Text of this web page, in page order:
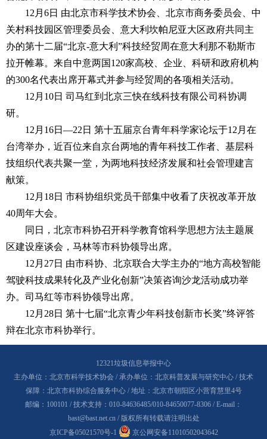
12月6日 由北京市科学技术协会、北京市商务委员会、中
关村科技园区管理委员会、意大利坎帕尼亚大区政府共同主
办的第十二届“北京-意大利”科技经贸周在意大利那不勒斯市
拉开帷幕。来自中意两国120家高校、企业、科研和政府机构
的300名代表出席开幕式并参与经贸周的各项相关活动。
12月10日 司马红到北京三快在线科技有限公司科协调
研。
12月16日—22日 第十五届京台青年科学家论坛于12月在
台湾举办，近百位来自京台两地的青年科技工作者、基层科
技组织代表共聚一堂，为两地科技经济发展和社会管理建言
献策。
12月18日 市科协组织党员干部集中收看了庆祝改革开放
40周年大会。
同日，北京市科协召开科学教育馆科学思想方法主题展
区建设座谈会，马林等市科协领导出席。
12月27日 由市科协、北京联合大学主办的“地方高校智能
驾驶科技成果转化及产业化创新”决策咨询沙龙活动成功举
办。司马红等市科协领导出席。
12月28日 第十七届“北京青少年科技创新市长奖”终评答
辩在北京市科协举行。
12321垃圾信息举报中心
主办单位：北京市科学技术协会 / 承办单位：北京科普发展与研究中心 / 技术
保障：北京市科协综合服务中心 / 地址：北京市朝阳区小营育慧里4号
邮编：100101 / 技术支持：010-84636485/010-84650077-8306 / E-mail：
bast@bast.net.cn / 版权所有转载请注明出处
京ICP备05021570号-1
京公网安备11010502043642